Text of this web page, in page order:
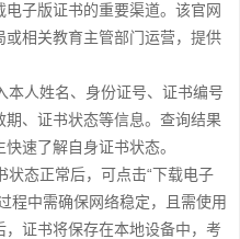
子版证书的重要渠道。该官网
相关教育主管部门运营，提供
本人姓名、身份证号、证书编号
、证书状态等信息。查询结果
速了解自身证书状态。
态正常后，可点击“下载电子
程中需确保网络稳定，且需使用
证书将保存在本地设备中，考